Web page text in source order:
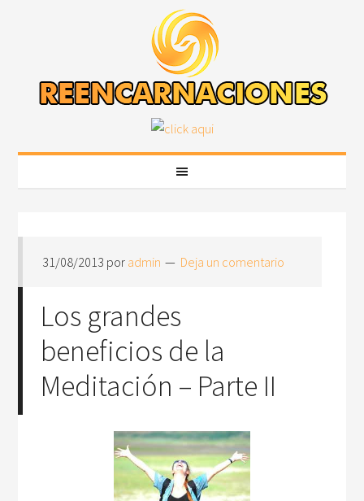
31/08/2013 por admin Deja un comentario
Los grandes
beneficios de la
Meditación – Parte II